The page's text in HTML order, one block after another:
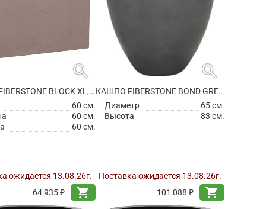
search
КАШПО FIBERSTONE BLOCK XL, TAUPE
60 см.
60 см.
60 см.
ожидается 13.08.26г.
64 935 ₽
shopping_cart
search
КАШПО FIBERSTONE BOND GREY L
Диаметр
65 см.
Высота
83 см.
Поставка ожидается 13.08.26г.
101 088 ₽
shopping_cart